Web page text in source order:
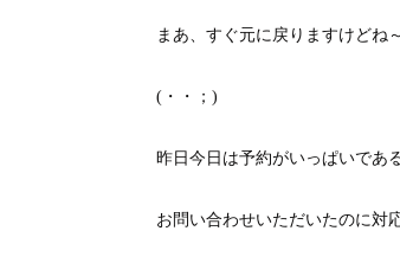
まあ、すぐ元に戻りますけどね～
(・・；)
昨日今日は予約がいっぱいであ
お問い合わせいただいたのに対